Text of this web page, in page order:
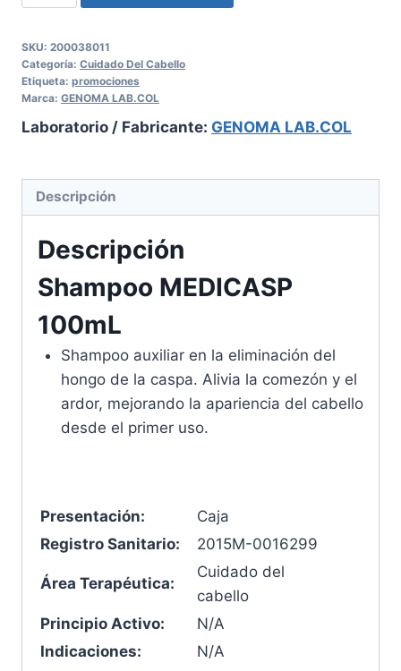
SKU: 200038011
Categoría: Cuidado Del Cabello
Etiqueta: promociones
Marca: GENOMA LAB.COL
Laboratorio / Fabricante: GENOMA LAB.COL
Descripción
Descripción
Shampoo MEDICASP
100mL
Shampoo auxiliar en la eliminación del
hongo de la caspa. Alivia la comezón y el
ardor, mejorando la apariencia del cabello
desde el primer uso.
Presentación:
Caja
Registro Sanitario:
2015M-0016299
Área Terapéutica:
Cuidado del
cabello
Principio Activo:
N/A
Indicaciones:
N/A